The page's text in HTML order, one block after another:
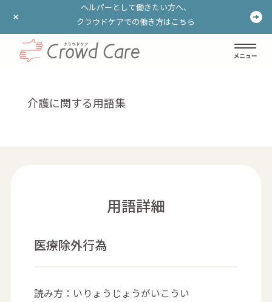
ヘルパーとして働きたい方へ、
クラウドケアでの働き方はこちら
ヘルパーとして働きたい方へ、
クラウドケアでの働き方はこちら
介護に関する用語集
用語詳細
医療除外行為
読み方：いりょうじょうがいこうい